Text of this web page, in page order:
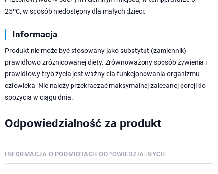
25ºC, w sposób niedostępny dla małych dzieci.
Informacja
Produkt nie może być stosowany jako substytut (zamiennik)
prawidłowo zróżnicowanej diety. Zrównoważony sposób żywienia i
prawidłowy tryb życia jest ważny dla funkcjonowania organizmu
człowieka. Nie należy przekraczać maksymalnej zalecanej porcji do
spożycia w ciągu dnia.
Odpowiedzialność za produkt
INFORMACJA O PODMIOTACH ODPOWIEDZIALNYCH